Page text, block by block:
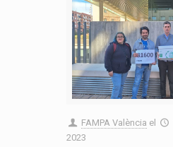
FAMPA València el
2023